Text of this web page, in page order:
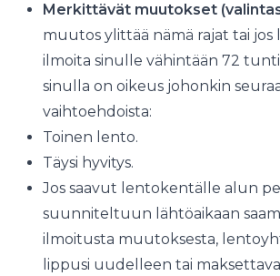
Merkittävät muutokset
muutos ylittää nämä rajat tai jos
ilmoita sinulle vähintään 72
sinulla on oikeus johonkin
vaihtoehdoista:
Toinen lento.
Täysi hyvitys.
Jos saavut lentokentälle alun
suunniteltuun lähtöaikaan
ilmoitusta muutoksesta,
lippusi uudelleen tai